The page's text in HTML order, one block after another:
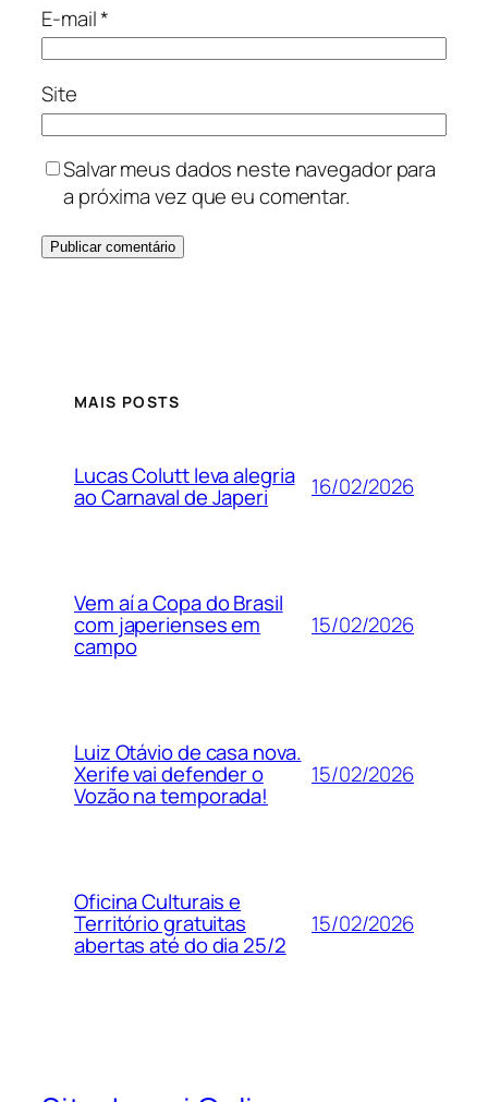
E-mail*
Site
Salvar meus dados neste navegador para
a próxima vez que eu comentar.
MAIS POSTS
Lucas Colutt leva alegria
ao Carnaval de Japeri 16/02/2026
Vem aí a Copa do Brasil
com japerienses em
campo
15/02/2026
Luiz Otávio de casa nova.
Xerife vai defender o
Vozão na temporada!
15/02/2026
Oficina Culturais e
Território gratuitas
abertas até do dia 25/2
15/02/2026